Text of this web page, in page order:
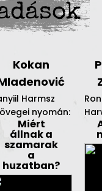
Kokan
Harmsz
nyomán:
Miért
állnak a
szamarak
a
huzatban?